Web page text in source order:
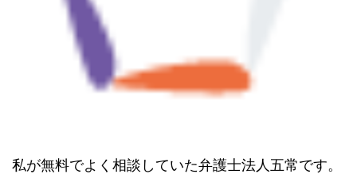
私が無料でよく相談していた弁護士法人五常です。